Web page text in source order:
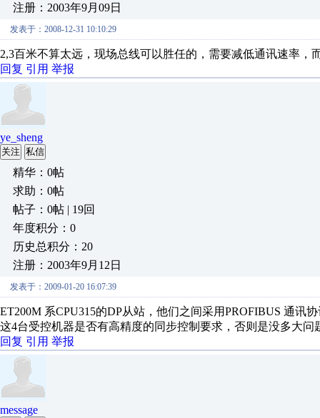
注册：2003年9月09日
发表于：2008-12-31 10:10:29
2,3百米不算太远，现场总线可以胜任的，需要减低通讯速率，
回复 引用 举报
ye_sheng
关注 私信
精华：0帖
求助：0帖
帖子：0帖 | 19回
年度积分：0
历史总积分：20
注册：2003年9月12日
发表于：2009-01-20 16:07:39
ET200M 系CPU315的DP从站，他们之间采用PROFIBUS 通
这4台受控机器是否有高精度的同步控制要求，否则是没多大问
回复 引用 举报
message